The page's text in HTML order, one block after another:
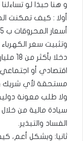
و هنا حبذا لو تساءلنا
أولا : كيف تمكنت
وتثبيت سعر
دخلا
اقتصادي أو
مستحقة لأي شريك
ولا طلب معونة
سيادة مالية من
الفساد والتبذير.
ثانيا: وبشكل أعم،